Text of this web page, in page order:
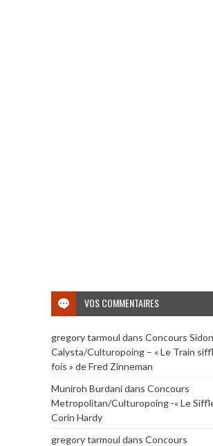
VOS COMMENTAIRES
gregory tarmoul dans Concours
Calysta/Culturopoing – « Le Train
fois » de Fred Zinneman
Muniroh Burdanidans Concours
Metropolitan/Culturopoing -« Le
Corin Hardy
gregory tarmoul dans Concours